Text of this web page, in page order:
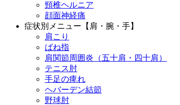
頸椎ヘルニア
顔面神経痛
症状別メニュー【肩・腕・手】
肩こり
ばね指
肩関節周囲炎（五十肩・四十肩）
テニス肘
手足の痺れ
ヘバーデン結節
野球肘